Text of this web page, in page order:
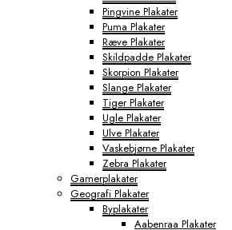
Pingvine Plakater
Puma Plakater
Ræve Plakater
Skildpadde Plakater
Skorpion Plakater
Slange Plakater
Tiger Plakater
Ugle Plakater
Ulve Plakater
Vaskebjørne Plakater
Zebra Plakater
Gamerplakater
Geografi Plakater
Byplakater
Aabenraa Plakater